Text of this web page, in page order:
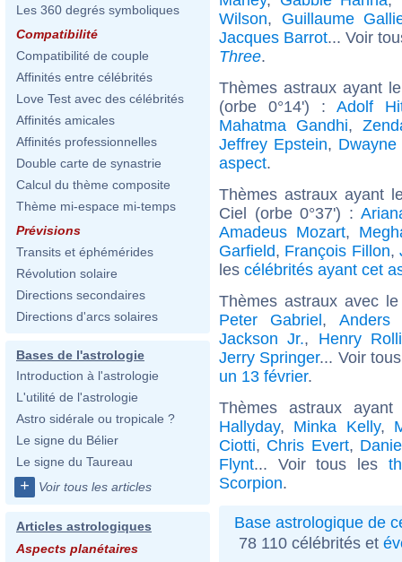
Les 360 degrés symboliques
Compatibilité
Compatibilité de couple
Affinités entre célébrités
Love Test avec des célébrités
Affinités amicales
Affinités professionnelles
Double carte de synastrie
Calcul du thème composite
Thème mi-espace mi-temps
Prévisions
Transits et éphémérides
Révolution solaire
Directions secondaires
Directions d'arcs solaires
Bases de l'astrologie
Introduction à l'astrologie
L'utilité de l'astrologie
Astro sidérale ou tropicale ?
Le signe du Bélier
Le signe du Taureau
+ Voir tous les articles
Articles astrologiques
Aspects planétaires
Wilson, Guillaume
Jacques Barrot... Voir
Three.
Thèmes astraux ayant
(orbe 0°14') : Adolf
Mahatma Gandhi,
Jeffrey Epstein,
aspect.
Thèmes astraux ayant
Ciel (orbe 0°37') :
Amadeus Mozart,
Garfield, François Fillon,
les célébrités ayant cet
Thèmes astraux avec
Peter Gabriel, Anders
Jackson Jr., Henry
Jerry Springer... Voir
un 13 février.
Thèmes astraux
Hallyday, Minka Kelly,
Ciotti, Chris Evert,
Flynt... Voir tous les
Scorpion.
Base astrologique de
78 110 célébrités et